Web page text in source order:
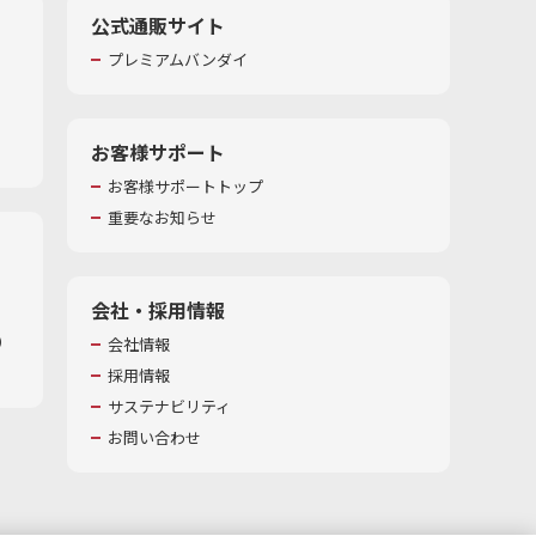
公式通販サイト
プレミアムバンダイ
お客様サポート
お客様サポートトップ
重要なお知らせ
会社・採用情報
会社情報
採用情報
サステナビリティ
お問い合わせ